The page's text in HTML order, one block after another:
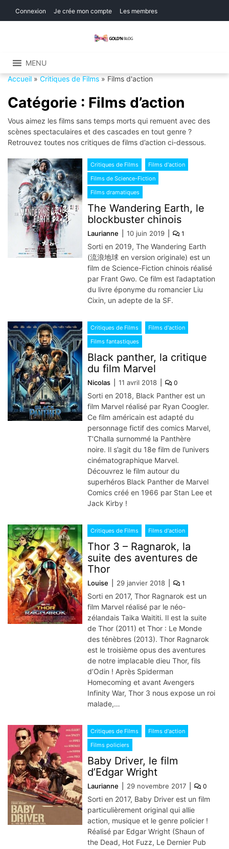
Connexion Je crée mon compte Les membres
MENU
Accueil » Critiques de Films » Films d'action
Catégorie : Films d’action
Vous aimez les films sans temps morts qui remuent avec des
scènes spectaculaires et des cascades en tout genre ?
Retrouvez toutes nos critiques de films d’action ci-dessous.
Critiques de Films
Films d'action
Films de Science-Fiction
Films dramatiques
The Wandering Earth, le
blockbuster chinois
Laurianne 10 juin 2019 1
Sorti en 2019, The Wandering Earth
(流浪地球 en version originale) est un
film de Science-Fiction chinois réalisé
par Frant Gwo. Ce film est l’adaptation
du livre éponyme du romancier Liu
Cixin, un adepte de la SF.
Critiques de Films
Films d'action
Films fantastiques
Black panther, la critique
du film Marvel
Nicolas 11 avril 2018 0
Sorti en 2018, Black Panther est un
film Marvel réalisé par Ryan Coogler.
Ce film américain est adapté du
personnage fictif des comics Marvel,
T’Challa surnommé la Panthère
noire. Il s’agit du 18e film de l’univers
cinématographique Marvel.
Découvrez le film autour du
superhéros Black Panther de Marvel
Comics créé en 1966 par Stan Lee et
Jack Kirby !
Critiques de Films Films d'action
Thor 3 – Ragnarok, la
suite des aventures de
Thor
Louise 29 janvier 2018 1
Sorti en 2017, Thor Ragnarok est un
film Marvel réalisé par le néo-
zélandais Taika Waititi. Il est la suite
de Thor (2011) et Thor : Le Monde
des ténèbres (2013). Thor Ragnarok
est le troisième opus des aventures
de notre implacable dieu Thor, fils
d’Odin ! Après Spiderman
Homecoming et avant Avengers
Infinity War, Thor 3 nous expose un roi
malade,…
Critiques de Films
Films d'action
Films policiers
Baby Driver, le film
d’Edgar Wright
Laurianne 29 novembre 2017 0
Sorti en 2017, Baby Driver est un film
particulièrement original qui allie
action, musique et le genre policier !
Réalisé par Edgar Wright (Shaun of
the Dead, Hot Fuzz, Le Dernier Pub